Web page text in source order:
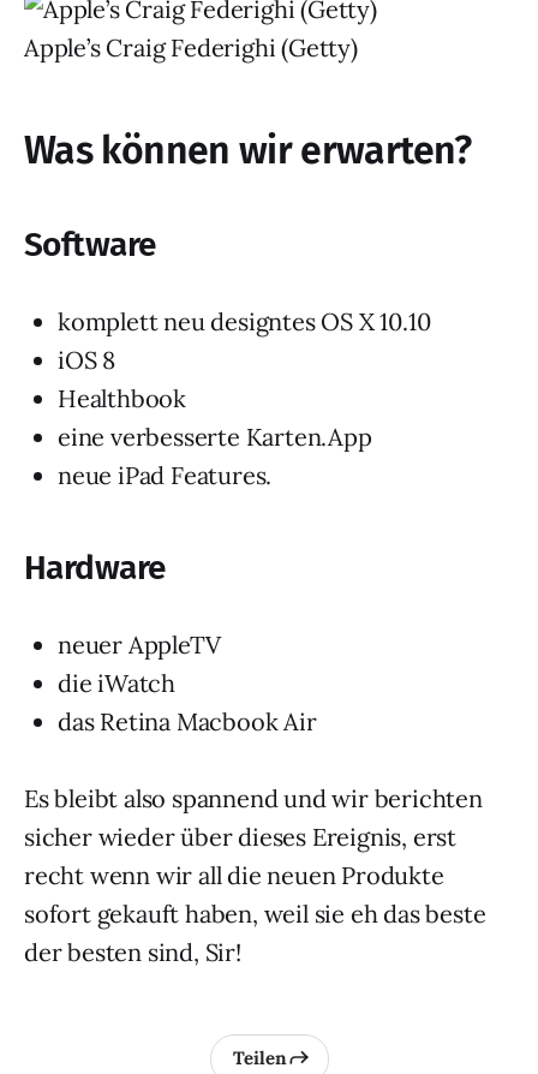
Apple’s Craig Federighi (Getty)
Was können wir erwarten?
Software
komplett neu designtes OS X 10.10
iOS 8
Healthbook
eine verbesserte Karten.App
neue iPad Features.
Hardware
neuer AppleTV
die iWatch
das Retina Macbook Air
Es bleibt also spannend und wir berichten
sicher wieder über dieses Ereignis, erst
recht wenn wir all die neuen Produkte
sofort gekauft haben, weil sie eh das beste
der besten sind, Sir!
Teilen